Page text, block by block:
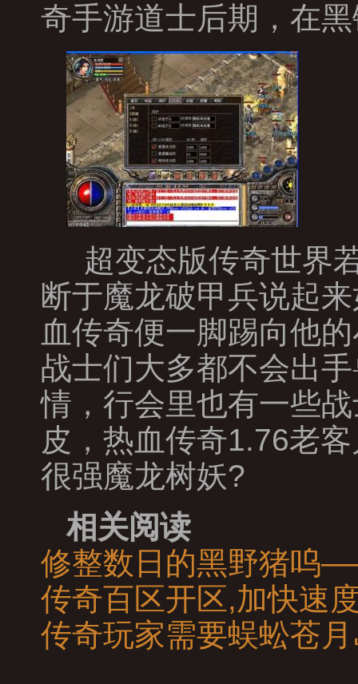
奇手游道士后期，在
超变态版传奇世界
断于魔龙破甲兵说起
血传奇便一脚踢向他
战士们大多都不会出
情，行会里也有一些
皮，热血传奇1.76老
很强魔龙树妖?
相关阅读
修整数日的黑野猪呜
传奇百区开区,加快速
传奇玩家需要蜈蚣苍